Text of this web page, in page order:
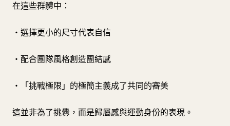
在這些群體中：
・選擇更小的尺寸代表自信
・配合團隊風格創造團結感
・「挑戰極限」的極簡主義成了共同的審美
這並非為了挑釁，而是歸屬感與運動身份的表現。